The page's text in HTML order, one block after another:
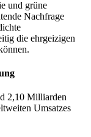
und grüne
Nachfrage
die ehrgeizigen
2,10 Milliarden
Umsatzes